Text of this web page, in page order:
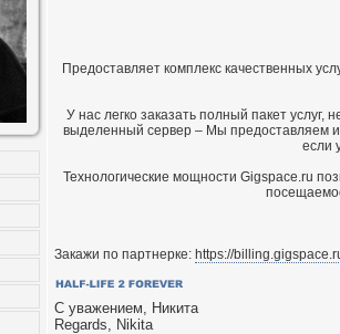
Предоставляет комплекс качественных
У нас легко заказать полный пакет
выделенный сервер – Мы предоставляем
если
Технологические мощности Gigspace.ru
Закажи по партнерке: https://
С уважением, Никита
Regards, Nikita